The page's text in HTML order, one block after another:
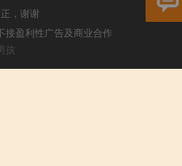
，谢谢
接盈利性广告及商业合作
孩